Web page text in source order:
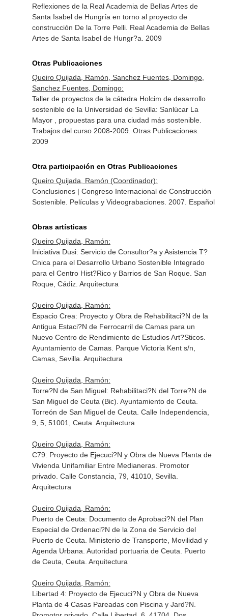
Reflexiones de la Real Academia de Bellas Artes de
Santa Isabel de Hungría en torno al proyecto de
construcción De la Torre Pelli. Real Academia de Bellas
Artes de Santa Isabel de Hungr?a. 2009
Otras Publicaciones
Queiro Quijada, Ramón, Sanchez Fuentes, Domingo,
Sanchez Fuentes, Domingo:
Taller de proyectos de la cátedra Holcim de desarrollo
sostenible de la Universidad de Sevilla: Sanlúcar La
Mayor , propuestas para una ciudad más sostenible.
Trabajos del curso 2008-2009. Otras Publicaciones.
2009
Otra participación en Otras Publicaciones
Queiro Quijada, Ramón (Coordinador):
Conclusiones | Congreso Internacional de Construcción
Sostenible. Películas y Videograbaciones. 2007. Español
Obras artísticas
Queiro Quijada, Ramón:
Iniciativa Dusi: Servicio de Consultor?a y Asistencia T?
Cnica para el Desarrollo Urbano Sostenible Integrado
para el Centro Hist?Rico y Barrios de San Roque. San
Roque, Cádiz. Arquitectura
Queiro Quijada, Ramón:
Espacio Crea: Proyecto y Obra de Rehabilitaci?N de la
Antigua Estaci?N de Ferrocarril de Camas para un
Nuevo Centro de Rendimiento de Estudios Art?Sticos.
Ayuntamiento de Camas. Parque Victoria Kent s/n,
Camas, Sevilla. Arquitectura
Queiro Quijada, Ramón:
Torre?N de San Miguel: Rehabilitaci?N del Torre?N de
San Miguel de Ceuta (Bic). Ayuntamiento de Ceuta.
Torreón de San Miguel de Ceuta. Calle Independencia,
9, 5, 51001, Ceuta. Arquitectura
Queiro Quijada, Ramón:
C79: Proyecto de Ejecuci?N y Obra de Nueva Planta de
Vivienda Unifamiliar Entre Medianeras. Promotor
privado. Calle Constancia, 79, 41010, Sevilla.
Arquitectura
Queiro Quijada, Ramón:
Puerto de Ceuta: Documento de Aprobaci?N del Plan
Especial de Ordenaci?N de la Zona de Servicio del
Puerto de Ceuta. Ministerio de Transporte, Movilidad y
Agenda Urbana. Autoridad portuaria de Ceuta. Puerto
de Ceuta, Ceuta. Arquitectura
Queiro Quijada, Ramón:
Libertad 4: Proyecto de Ejecuci?N y Obra de Nueva
Planta de 4 Casas Pareadas con Piscina y Jard?N.